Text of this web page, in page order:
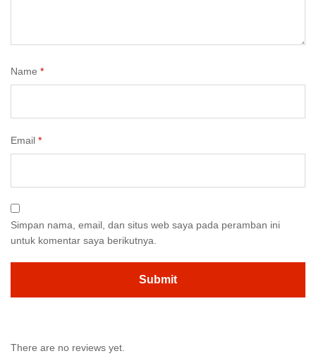
Name *
Email *
Simpan nama, email, dan situs web saya pada peramban ini
untuk komentar saya berikutnya.
There are no reviews yet.